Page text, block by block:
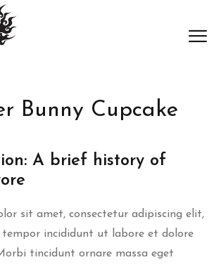
Bunny Cupcake
A brief history of
sit amet, consectetur adipiscing elit,
tempor incididunt ut labore et dolore
tincidunt ornare massa eget